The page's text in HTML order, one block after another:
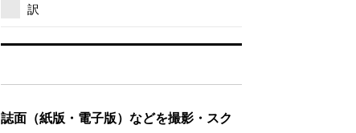
訳
誌面（紙版・電子版）などを撮影・スク